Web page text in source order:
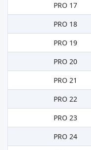
PRO 17
PRO 18
PRO 19
PRO 20
PRO 21
PRO 22
PRO 23
PRO 24